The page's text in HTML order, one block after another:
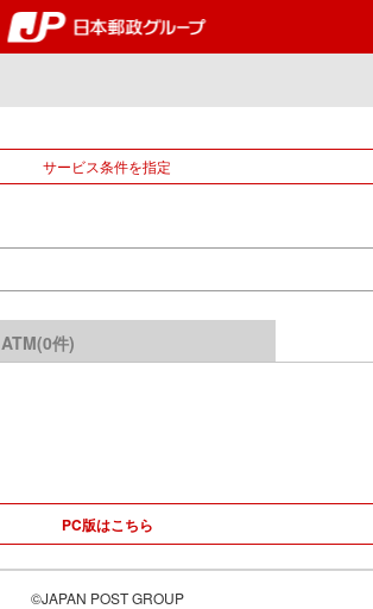
郵便局・日本郵政グループ
サービス条件を指定
ATM(0件)
PC版はこちら
©JAPAN POST GROUP